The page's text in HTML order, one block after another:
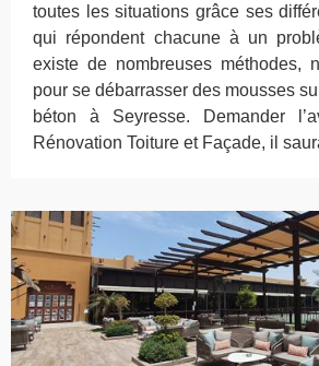
toutes les situations grâce ses
qui répondent chacune à un
existe de nombreuses méthodes,
pour se débarrasser des mousses
béton à Seyresse. Demander
Rénovation Toiture et Façade, il